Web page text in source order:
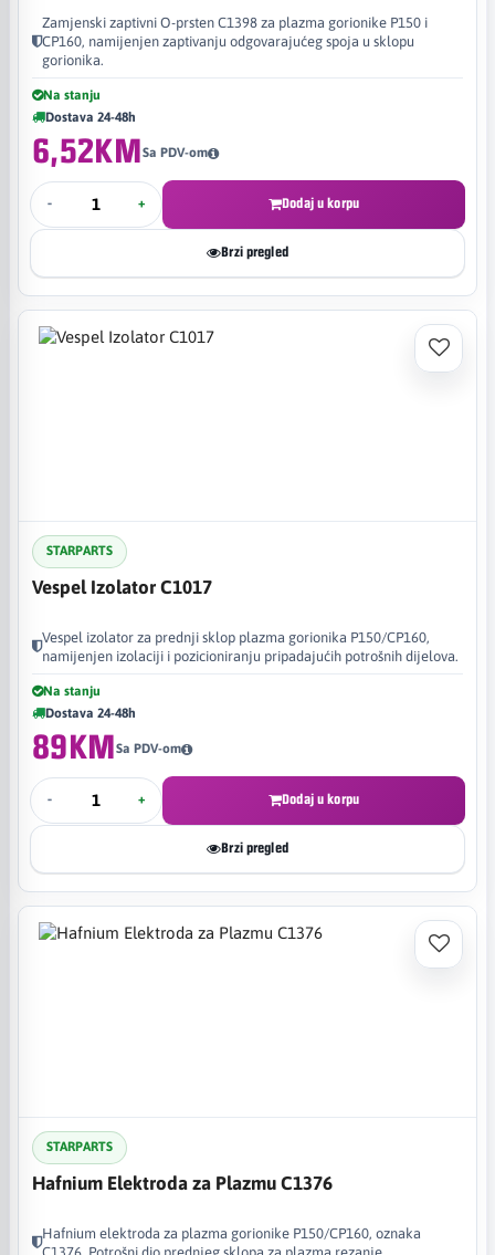
Zamjenski zaptivni O-prsten C1398 za plazma gorionike P150 i
CP160, namijenjen zaptivanju odgovarajućeg spoja u sklopu
gorionika.
Na stanju
Dostava 24-48h
6,52KMSa PDV-om
- + Dodaj u korpu
Brzi pregled
STARPARTS
Vespel Izolator C1017
Vespel izolator za prednji sklop plazma gorionika P150/CP160,
namijenjen izolaciji i pozicioniranju pripadajućih potrošnih dijelova.
Na stanju
Dostava 24-48h
89KMSa PDV-om
- + Dodaj u korpu
Brzi pregled
STARPARTS
Hafnium Elektroda za Plazmu C1376
Hafnium elektroda za plazma gorionike P150/CP160, oznaka
C1376. Potrošni dio prednjeg sklopa za plazma rezanje.